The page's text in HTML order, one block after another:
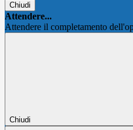
Chiudi
Attendere...
Attendere il completamento
Chiudi